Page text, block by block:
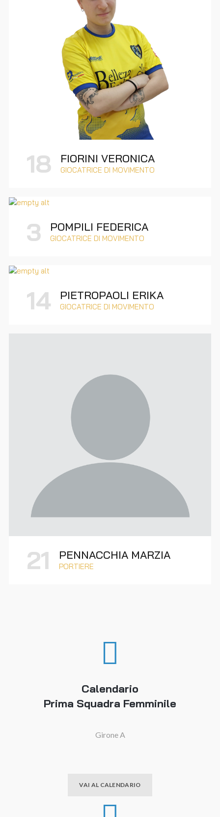
18 FIORINI VERONICA
GIOCATRICE DI MOVIMENTO
3 POMPILI FEDERICA
GIOCATRICE DI MOVIMENTO
14 PIETROPAOLI ERIKA
GIOCATRICE DI MOVIMENTO
21 PENNACCHIA MARZIA
PORTIERE
Calendario
Prima Squadra Femminile
Girone A
VAI AL CALENDARIO